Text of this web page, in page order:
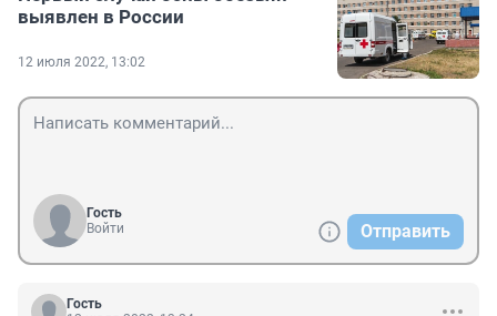
выявлен в России
12 июля 2022, 13:02
Гость
Войти
Отправить
Гость